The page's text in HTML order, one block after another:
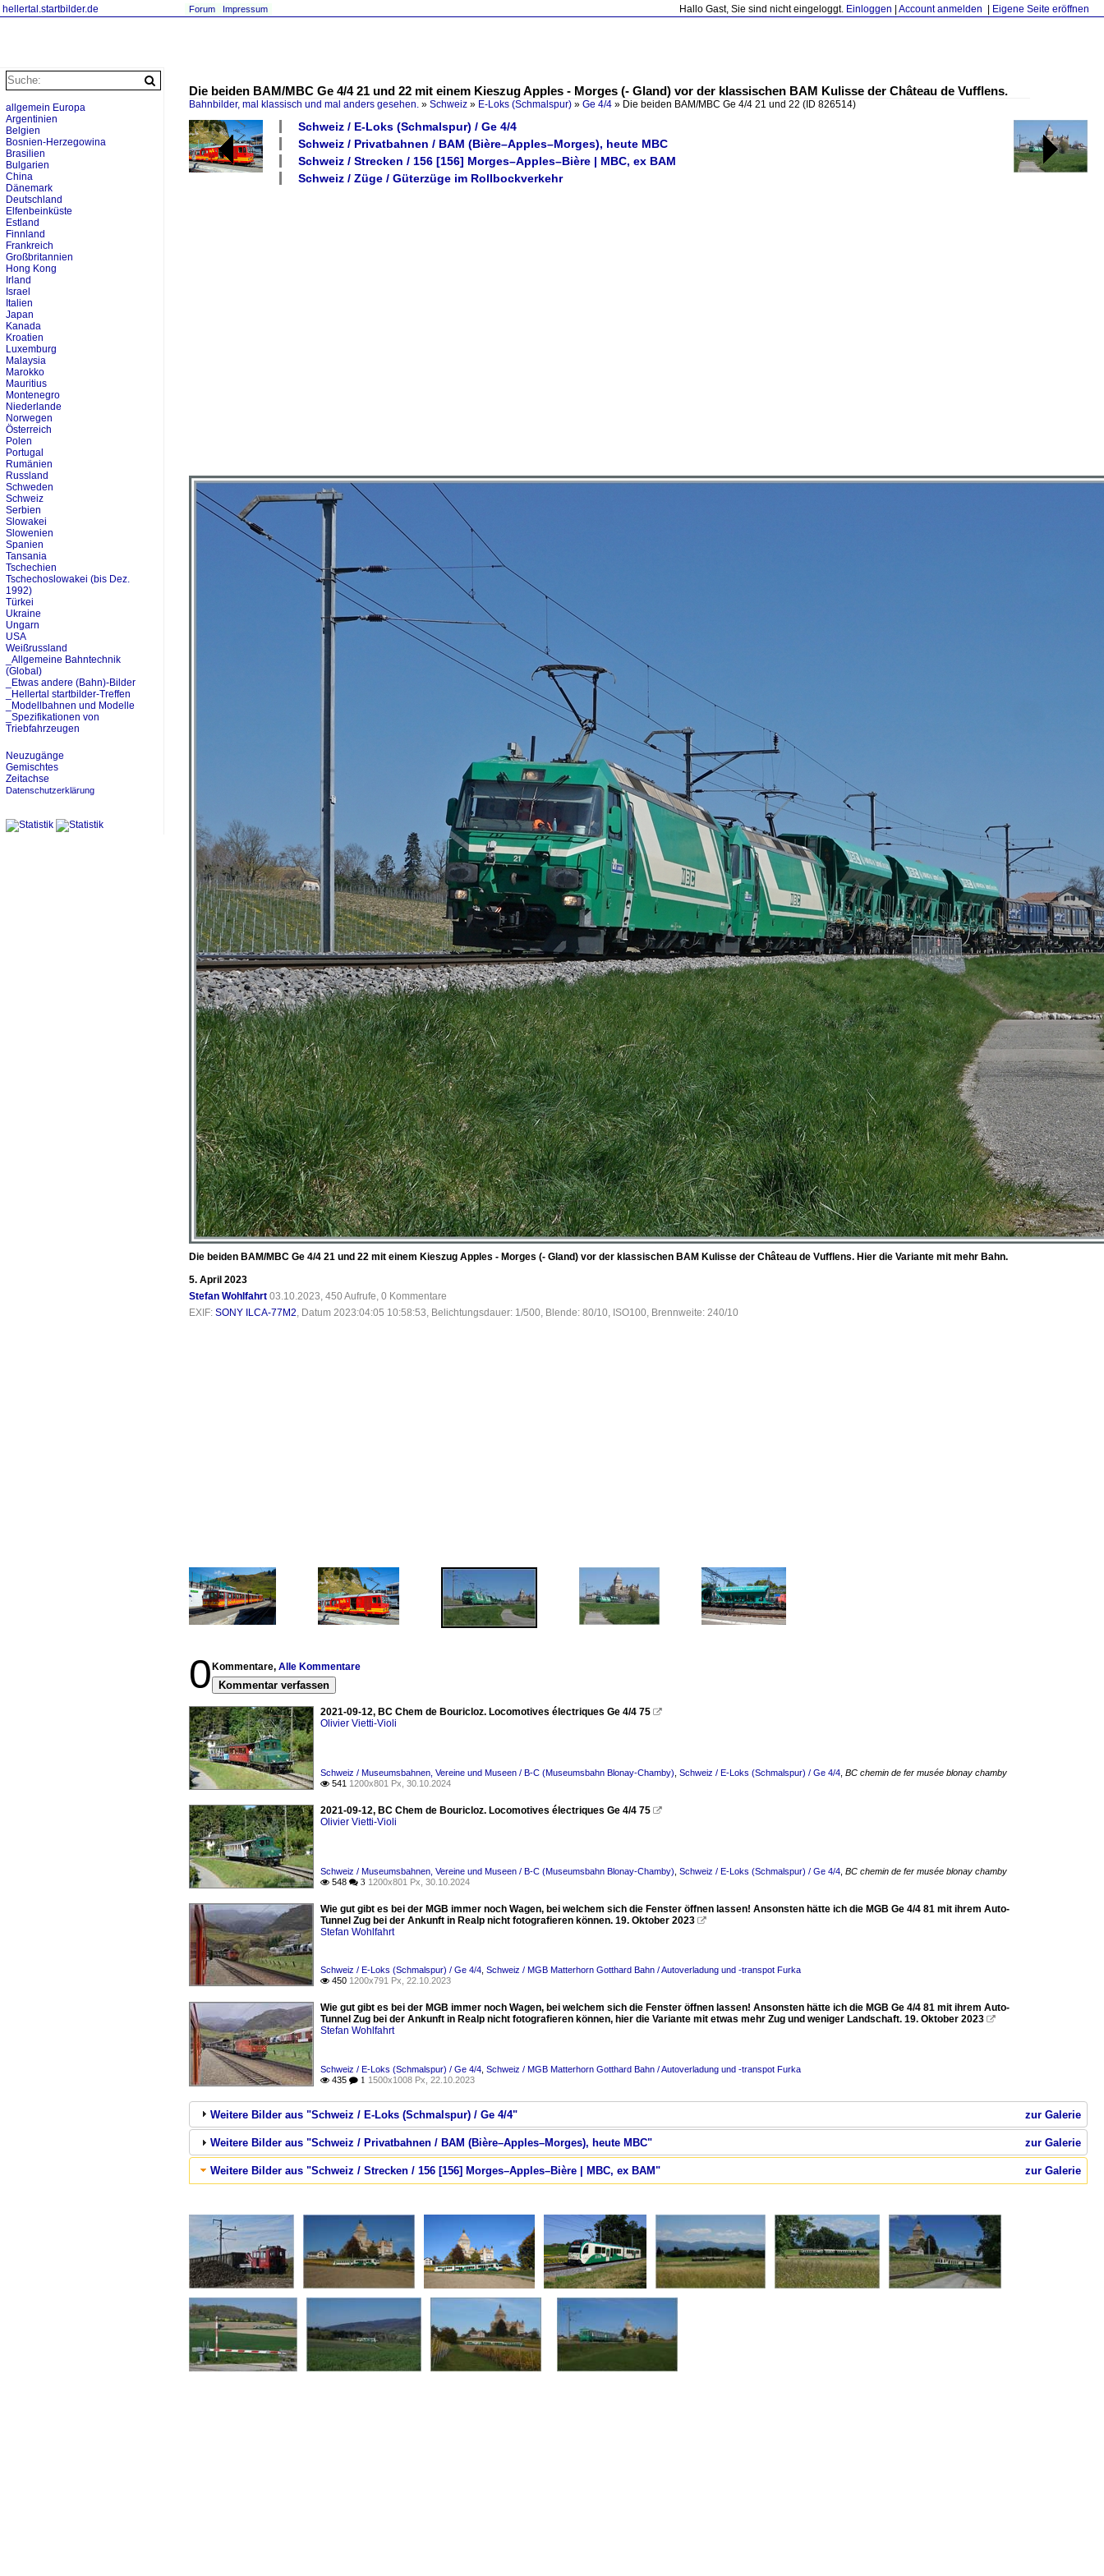
hellertal.startbilder.de Hallo Gast, Sie sind nicht eingeloggt. Einloggen Account anmelden Eigene Seite eröffnen
Forum Impressum
Die beiden BAM/MBC Ge 4/4 21 und 22 mit einem Kieszug Apples - Morges (- Gland) vor der klassischen BAM Kulisse der Château de Vufflens.
Bahnbilder, mal klassisch und mal anders gesehen. » Schweiz » E-Loks (Schmalspur) » Ge 4/4 » Die beiden BAM/MBC Ge 4/4 21 und 22 (ID 826514)
Schweiz / E-Loks (Schmalspur) / Ge 4/4
Schweiz / Privatbahnen / BAM (Bière–Apples–Morges), heute MBC
Schweiz / Strecken / 156 [156] Morges–Apples–Bière | MBC, ex BAM
Schweiz / Züge / Güterzüge im Rollbockverkehr
Die beiden BAM/MBC Ge 4/4 21 und 22 mit einem Kieszug Apples - Morges (- Gland) vor der klassischen BAM Kulisse der Château de Vufflens. Hier die Variante mit mehr Bahn.
5. April 2023
Stefan Wohlfahrt 03.10.2023, 450 Aufrufe, 0 Kommentare
EXIF: SONY ILCA-77M2, Datum 2023:04:05 10:58:53, Belichtungsdauer: 1/500, Blende: 80/10, ISO100, Brennweite: 240/10
0 Kommentare, Alle Kommentare
Kommentar verfassen
2021-09-12, BC Chem de Bouricloz. Locomotives électriques Ge 4/4 75 
Olivier Vietti-Violi
Schweiz / Museumsbahnen, Vereine und Museen / B-C (Museumsbahn Blonay-Chamby) Schweiz / E-Loks (Schmalspur) / Ge 4/4 BC chemin de fer musée blonay chamby
 541 1200x801 Px, 30.10.2024
2021-09-12, BC Chem de Bouricloz. Locomotives électriques Ge 4/4 75 
Olivier Vietti-Violi
Schweiz / Museumsbahnen, Vereine und Museen / B-C (Museumsbahn Blonay-Chamby) Schweiz / E-Loks (Schmalspur) / Ge 4/4 BC chemin de fer musée blonay chamby
 548  3 1200x801 Px, 30.10.2024
Wie gut gibt es bei der MGB immer noch Wagen, bei welchem sich die Fenster öffnen lassen! Ansonsten hätte ich die MGB Ge 4/4 81 mit ihrem Auto-
Tunnel Zug bei der Ankunft in Realp nicht fotografieren können. 19. Oktober 2023 
Stefan Wohlfahrt
Schweiz / E-Loks (Schmalspur) / Ge 4/4 Schweiz / MGB Matterhorn Gotthard Bahn / Autoverladung und -transpot Furka
 450 1200x791 Px, 22.10.2023
Wie gut gibt es bei der MGB immer noch Wagen, bei welchem sich die Fenster öffnen lassen! Ansonsten hätte ich die MGB Ge 4/4 81 mit ihrem Auto-
Tunnel Zug bei der Ankunft in Realp nicht fotografieren können, hier die Variante mit etwas mehr Zug und weniger Landschaft. 19. Oktober 2023 
Stefan Wohlfahrt
Schweiz / E-Loks (Schmalspur) / Ge 4/4 Schweiz / MGB Matterhorn Gotthard Bahn / Autoverladung und -transpot Furka
 435  1 1500x1008 Px, 22.10.2023
zur Galerie
Weitere Bilder aus "Schweiz / E-Loks (Schmalspur) / Ge 4/4"
zur Galerie
Weitere Bilder aus "Schweiz / Privatbahnen / BAM (Bière–Apples–Morges), heute MBC"
zur Galerie
Weitere Bilder aus "Schweiz / Strecken / 156 [156] Morges–Apples–Bière | MBC, ex BAM"
allgemein Europa
Argentinien
Belgien
Bosnien-Herzegowina
Brasilien
Bulgarien
China
Dänemark
Deutschland
Elfenbeinküste
Estland
Finnland
Frankreich
Großbritannien
Hong Kong
Irland
Israel
Italien
Japan
Kanada
Kroatien
Luxemburg
Malaysia
Marokko
Mauritius
Montenegro
Niederlande
Norwegen
Österreich
Polen
Portugal
Rumänien
Russland
Schweden
Schweiz
Serbien
Slowakei
Slowenien
Spanien
Tansania
Tschechien
Tschechoslowakei (bis Dez.
1992)
Türkei
Ukraine
Ungarn
USA
Weißrussland
_Allgemeine Bahntechnik
(Global)
_Etwas andere (Bahn)-Bilder
_Hellertal startbilder-Treffen
_Modellbahnen und Modelle
_Spezifikationen von
Triebfahrzeugen
Neuzugänge
Gemischtes
Zeitachse
Datenschutzerklärung